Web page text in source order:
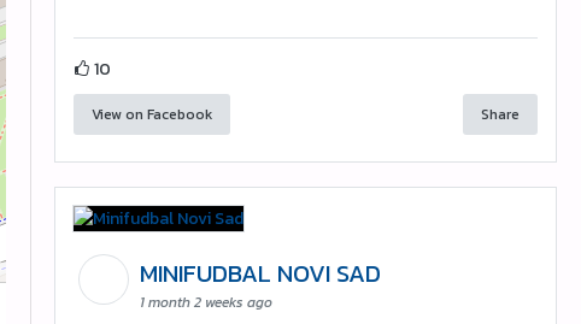
10
View on Facebook Share
MINIFUDBAL NOVI SAD
1 month 2 weeks ago